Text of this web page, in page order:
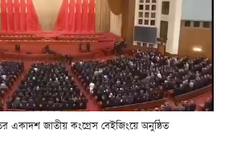
একাদশ জাতীয় কংগ্রেস বেইজিংয়ে অনুষ্ঠিত